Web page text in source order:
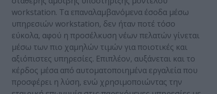
workstation. Τα επαναλαμβανόμενα έσοδα μέσω
υπηρεσιών workstation, δεν ήταν ποτέ τόσο
εύκολα, αφού η προσέλκυση νέων πελατών γίνεται
μέσω των πιο χαμηλών τιμών για ποιοτικές και
αξιόπιστες υπηρεσίες. Επιπλέον, αυξάνεται και το
κέρδος μέσα από αυτοματοποιημένα εργαλεία που
προσφέρει η λύση, ενώ χρησιμοποιώντας την